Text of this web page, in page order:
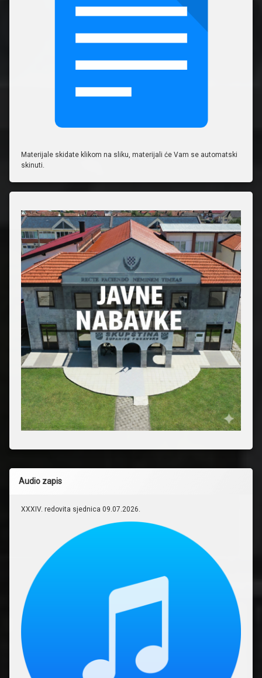
Materijale skidate klikom na sliku, materijali će Vam se automatski
skinuti.
Audio zapis
XXXIV. redovita sjednica 09.07.2026.